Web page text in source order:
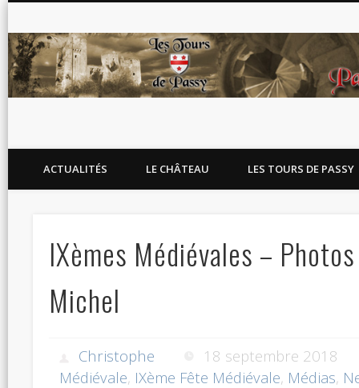
Blog de l'association Les Tours de Passy
ACTUALITÉS LE CHÂTEAU LES TOURS DE PASSY
IXèmes Médiévales –
Michel
Christophe
18 septembre 2018
Médiévale, IXème Fête Médiévale, Médias,